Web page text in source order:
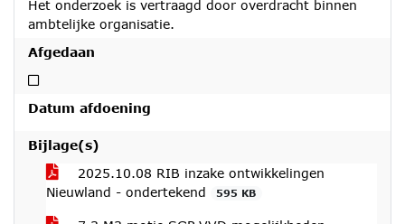
Het onderzoek is vertraagd door overdracht binnen
ambtelijke organisatie.
Afgedaan
Niet afgedaan
Datum afdoening
Bijlage(s)
2025.10.08 RIB inzake ontwikkelingen
Nieuwland - ondertekend
595 KB